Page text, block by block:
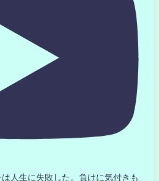
人生に失敗した。負けに気付きも